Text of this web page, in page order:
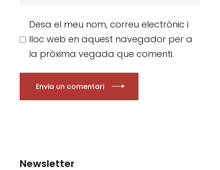
Desa el meu nom, correu electrònic i
lloc web en aquest navegador per a
la pròxima vegada que comenti.
Envia un comentari
Newsletter